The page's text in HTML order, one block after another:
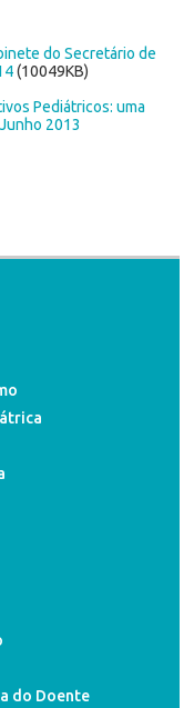
do Secretário de
(10049KB)
Pediátricos: uma
2013
do Doente